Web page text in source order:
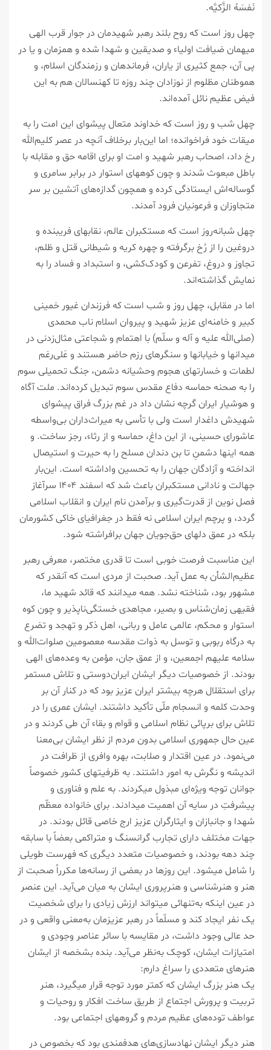
نَفسَهُ‌ الزَّکیَّه.
چهل روز است که روح بلند رهبر شهیدمان در جوار قرب الهی
میهمان ضیافت اولیاء و صدیقین و شهدا شده و همزمان و یا در
پی آن، جمع کثیری از یاران، فرماندهان و رزمندگان اسلام، و
هموطنان مظلوم از نوزادان چند روزه تا کهنسالان هم به این
فیض عظیم نائل آمده‌اند.
چهل شب و روز است که خداوند متعال پیشوای این امت را به
میقات خود فراخوانده؛ اما این‌بار برخلاف آنچه در عصر کلیم‌الله
رخ داد، اصحاب رهبر شهید و امت او برای اقامه حق و مقابله با
باطل مبعوث شدند و چون کوههای استوار در برابر سامری و
گوساله‌اش ایستادگی کرده و همچون گدازه‌های آتشین بر سر
متجاوزان و فرعونیان فرود آمدند.
چهل شبانه‌روز است که مستکبران عالم، نقابهای فریبنده و
دروغین را از رُخ برگرفته ‌و چهره‌ کریه و شیطانی قتل و ظلم،
تجاوز و دروغ، تفرعن و کودک‌کشی، و استبداد و فساد را به
نمایش گذاشته‌اند.
اما در مقابل، چهل روز و شب است که فرزندان غیور خمینی
کبیر و خامنه‌ای عزیز شهید و پیروان اسلام ناب محمدی
(صلی‌الله علیه و آله و سلّم) با اهتمام و شجاعتی مثال‌زدنی در
میدانها و خیابانها و سنگرهای رزم حاضر هستند و عَلی‌رغم
لطمات و خسارتهای هجوم وحشیانه دشمن، جنگ تحمیلی سوم
را به صحنه حماسه دفاع مقدس سوم تبدیل کرده‌اند. ملت آگاه
و هوشیار ایران گرچه نشان داد در غم بزرگ فراق پیشوای
شهیدش داغدار است ولی با تأسی به میراث‌داران بی‌واسطه
عاشورای حسینی، از این داغ، حماسه و از رثاء، رجز ساخت. و
همه اینها دشمنِ تا بن دندان مسلح را به حیرت و استیصال
انداخته و آزادگان جهان را به تحسین واداشته است. این‌بار
جهالت و نادانی مستکبران باعث شد که اسفند ۱۴۰۴ سرآغاز
فصل نوین از قدرت‌گیری و برآمدن نام ایران و انقلاب اسلامی
گردد، و پرچم ایران اسلامی نه فقط در جغرافیای خاکی کشورمان
بلکه در عمق دلهای حق‌جویان جهان برافراشته شود.
این مناسبت فرصت خوبی است تا قدری مختصر، معرفی رهبر
عظیم‌الشأن به عمل آید. صحبت از مردی است که آنقدر که
مشهور بود، شناخته نشد. همه میدانند که قائد شهید ما،
فقیهی زمان‌شناس و بصیر، مجاهدی خستگی‌ناپذیر و چون کوه
استوار و محکم، عالمی عامل و ربانی، اهل ذکر و تهجد و تضرع
به درگاه ربوبی و توسل به ذوات مقدسه معصومین صلوات‌الله و
سلامه علیهم اجمعین، و از عمق جان، مؤمن به وعده‌های الهی
بودند. از خصوصیات دیگر ایشان ایران‌دوستی و تلاش مستمر
برای استقلال هرچه بیشتر ایران عزیز بود که در کنار آن بر
وحدت کلمه و انسجام ملّی تأکید داشتند. ایشان عمری را در
تلاش برای برپائی نظام اسلامی و قوام و بقاء آن طی کردند و در
عین حال جمهوری اسلامی بدون مردم از نظر ایشان بی‌معنا
می‌نمود. در عین اقتدار و صلابت، بهره وافری از ظرافت در
اندیشه و نگرش به امور داشتند. به ظرفیتهای کشور خصوصاً
جوانان توجه ویژه‌ای مبذول میکردند. به علم و فناوری و
پیشرفتِ در سایه آن اهمیت میدادند. برای خانواده معظّم
شهدا و جانبازان و ایثارگران عزیز ارج خاصی قائل بودند. در
جهات مختلف دارای تجارب گرانسنگ و متراکمی بعضاً با سابقه
چند دهه بودند، و خصوصیات متعدد دیگری که فهرست طویلی
را شامل میشود. این روزها در بعضی از رسانه‌ها مکرراً صحبت از
هنر و هنرشناسی و هنرپروری ایشان به میان می‌آید. این عنصر
در عین اینکه به‌تنهائی میتواند ارزش زیادی را برای شخصیت
یک نفر ایجاد کند و مسلّماً در رهبر عزیزمان به‌معنی واقعی و در
حد عالی وجود داشت، در مقایسه با سائر عناصر وجودی و
امتیازات ایشان، کوچک به‌نظر می‌آید. بنده بشخصه از ایشان
هنرهای متعددی را سراغ دارم:
یک هنر بزرگ ایشان که کمتر مورد توجه قرار میگیرد، هنر
تربیت و پرورش اجتماع از طریق ساخت افکار و روحیات و
عواطف توده‌های عظیم مردم و گروههای اجتماعی بود.
هنر دیگر ایشان نهادسازی‌های هدفمندی بود که بخصوص در